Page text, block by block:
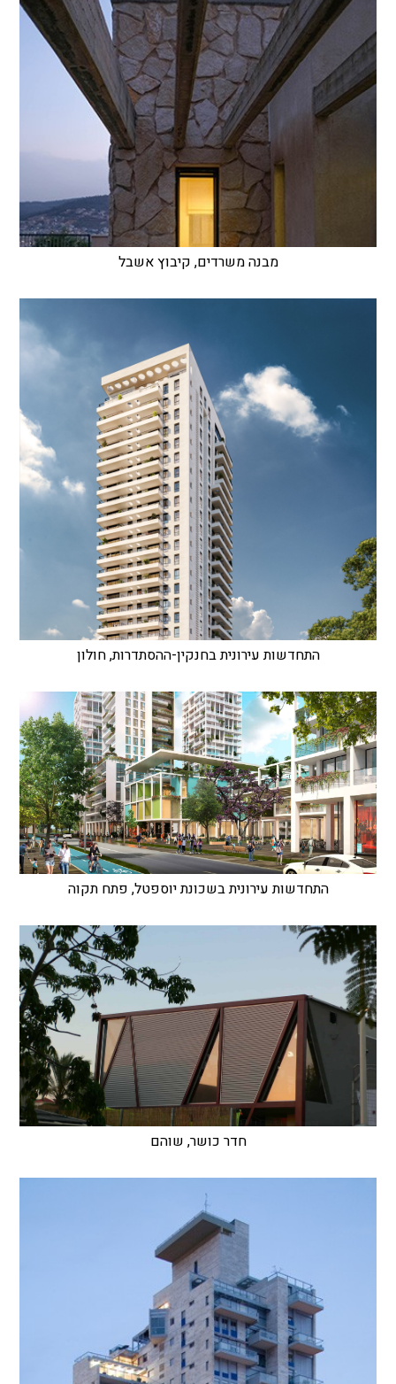
מבנה משרדים, קיבוץ אשבל
התחדשות עירונית בחנקין-ההסתדרות, חולון
התחדשות עירונית בשכונת יוספטל, פתח תקוה
חדר כושר, שוהם